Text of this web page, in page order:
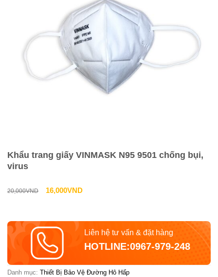
Khẩu trang giấy VINMASK N95 9501 chống bụi,
virus
20,000VND
Giá
là:
20,000VND.
16,000VNDGiá
tại
là:
16,000VND.
Liên hệ tư vấn & đặt hàng
HOTLINE:0967-979-248
Danh mục: Thiết Bị Bảo Vệ Đường Hô Hấp